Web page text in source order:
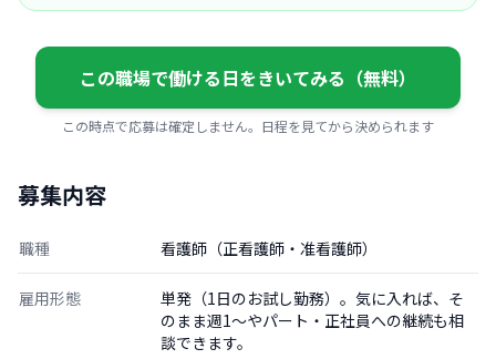
この職場で働ける日をきいてみる（無料）
この時点で応募は確定しません。日程を見てから決められます
募集内容
職種 看護師（正看護師・准看護師）
雇用形態
単発（1日のお試し勤務）。気に入れば、そ
のまま週1〜やパート・正社員への継続も相
談できます。